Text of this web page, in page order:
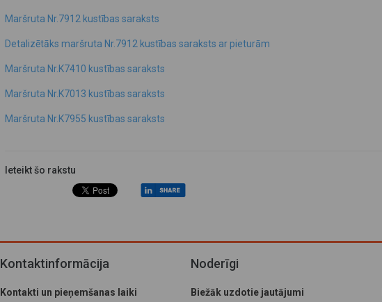
Maršruta Nr.7912 kustības saraksts
Detalizētāks maršruta Nr.7912 kustības saraksts ar pieturām
Maršruta Nr.K7410 kustības saraksts
Maršruta Nr.K7013 kustības saraksts
Maršruta Nr.K7955 kustības saraksts
Ieteikt šo rakstu
Kontaktinformācija
Kontakti un pieņemšanas laiki
Noderīgi
Biežāk uzdotie jautājumi